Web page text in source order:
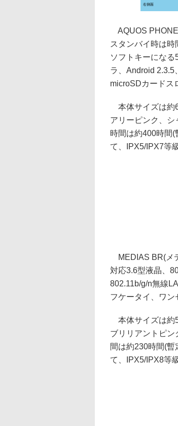
右側面
AQUOS PHONE
スタンバイ時は
ソフトキーにな
ラ、Android 2.3.5
microSDカードス
本体サイズは約
アリーピンク、
時間は約400時間(
て、IPX5/IPX7等
MEDIAS BR(メ
対応3.6型液晶、
802.11b/g/n無線
フケータイ、ワン
本体サイズは約
ブリリアントピ
間は約230時間(
て、IPX5/IPX8等